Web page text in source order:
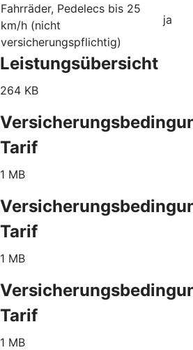
Fahrräder, Pedelecs bis 25
km/h (nicht
versicherungspflichtig)
ja
Leistungsübersicht
264 KB
Tarif
1 MB
Tarif
1 MB
Tarif
1 MB